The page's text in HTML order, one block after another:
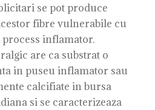
se pot produce
fibre vulnerabile cu
inflamator.
are ca substrat o
in puseu inflamator sau
calcifiate in bursa
si se caracterizeaza